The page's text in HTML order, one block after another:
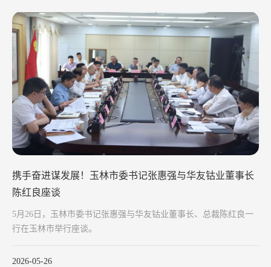
携手奋进谋发展！玉林市委书记张惠强与华友钴业董事长
陈红良座谈
5月26日，玉林市委书记张惠强与华友钴业董事长、总裁陈红良一
行在玉林市举行座谈。
2026-05-26